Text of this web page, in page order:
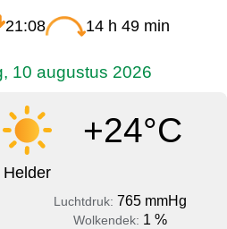
21:08 14 h 49 min
10 augustus 2026
+24°C
Helder
Luchtdruk: 765 mmHg
Wolkendek: 1 %